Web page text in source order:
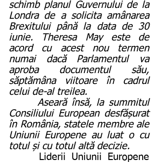
schimb planul Guvernului de la
Londra de a solicita amânarea
Brexitului până la data de 30
iunie. Theresa May este de
acord cu acest nou termen
numai dacă Parlamentul va
aproba documentul său,
săptămâna viitoare în cadrul
celui de-al treilea.
Consiliului European desfășurat
în România, statele membre ale
Uniunii Europene au luat o cu
totul și cu totul altă decizie.